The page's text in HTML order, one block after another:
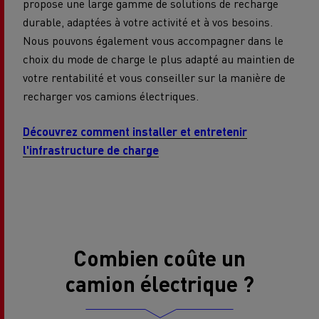
propose une large gamme de solutions de recharge
durable, adaptées à votre activité et à vos besoins.
Nous pouvons également vous accompagner dans le
choix du mode de charge le plus adapté au maintien de
votre rentabilité et vous conseiller sur la manière de
recharger vos camions électriques.
Découvrez comment installer et entretenir
l'infrastructure de charge
Combien coûte un
camion électrique ?